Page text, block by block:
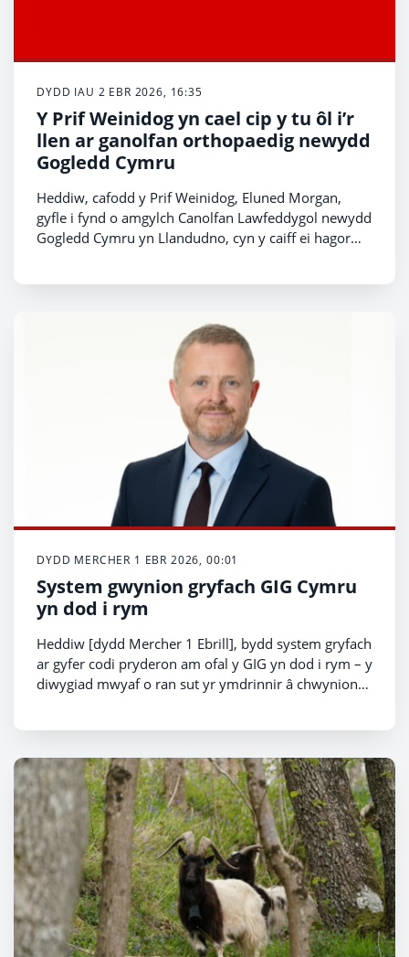
DYDD IAU 2 EBR 2026, 16:35
Y Prif Weinidog yn cael cip y tu ôl i’r
llen ar ganolfan orthopaedig newydd
Gogledd Cymru
Heddiw, cafodd y Prif Weinidog, Eluned Morgan,
gyfle i fynd o amgylch Canolfan Lawfeddygol newydd
Gogledd Cymru yn Llandudno, cyn y caiff ei hagor
DYDD MERCHER 1 EBR 2026, 00:01
System gwynion gryfach GIG Cymru
yn dod i rym
Heddiw [dydd Mercher 1 Ebrill], bydd system gryfach
ar gyfer codi pryderon am ofal y GIG yn dod i rym – y
diwygiad mwyaf o ran sut yr ymdrinnir â chwynion